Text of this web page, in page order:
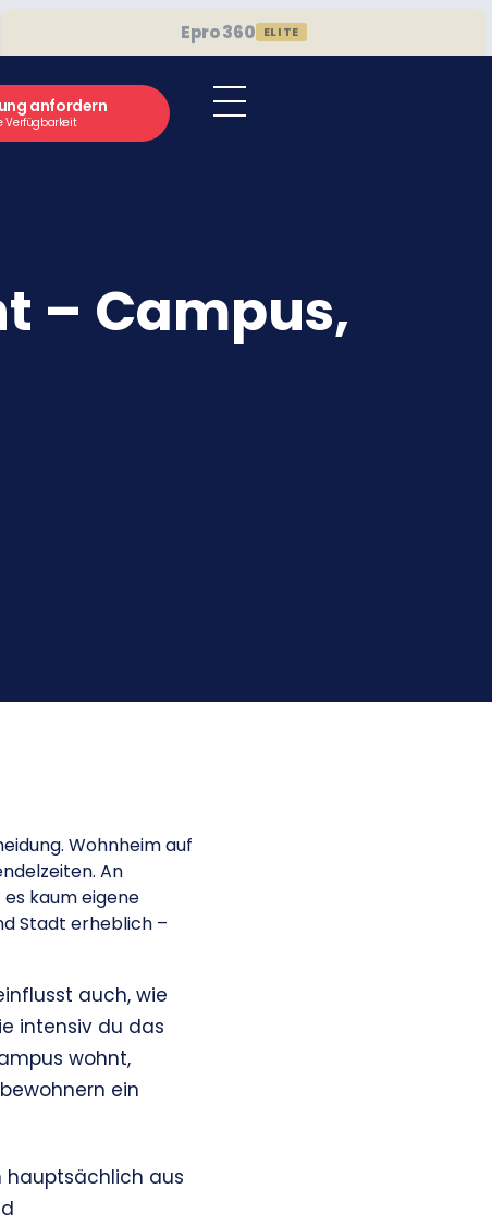
Epro 360 ELITE
anfordern
Verfügbarkeit
– Campus,
Wohnheim auf
An
kaum eigene
Stadt erheblich –
auch, wie
intensiv du das
wohnt,
ein
hauptsächlich aus